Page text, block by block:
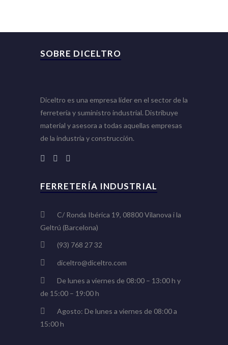
SOBRE DICELTRO
Diceltro es una empresa líder en el sector de la
ferretería y suministro industrial. Distribuye
material y asesora a todas aquellas empresas
de la industria y construcción.
FERRETERÍA INDUSTRIAL
C/ Ronda Ibérica 19, 08800 Vilanova i la
Geltrú (Barcelona)
(93) 768 27 32
diceltro@diceltro.com
De lunes a viernes de 08:00 – 13:00 h y
de 15:00 – 19:00 h
Agosto: De lunes a viernes de 08:00 a
15:00 h